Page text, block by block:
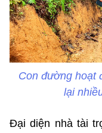
Con đường hoạt
lại
Đại diện nhà tài